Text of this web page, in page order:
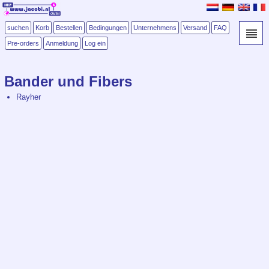
suchen Korb Bestellen Bedingungen Unternehmens Versand FAQ
Pre-orders Anmeldung Log ein
Bander und Fibers
Rayher